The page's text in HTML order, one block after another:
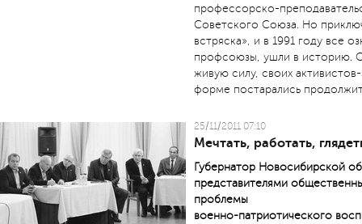
профессорско-
Советского Союза. Но
встряска», и в 1991 году все
профсоюзы, ушли в историю.
живую силу, своих
форме постарались
25/11/2011 07:10
Мечтать, работать,
Губернатор Новосибирской
представителями
проблемы
военно-патриотического